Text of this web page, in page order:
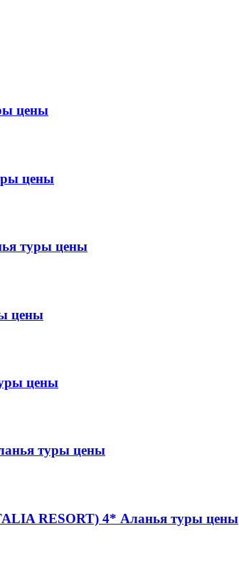
цены
цены
туры цены
цены
цены
туры цены
RESORT) 4* Аланья туры цены